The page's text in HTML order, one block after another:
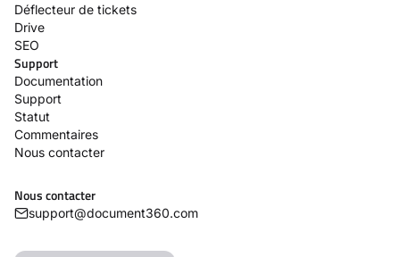
Déflecteur de tickets
Drive
SEO
Support
Documentation
Support
Statut
Commentaires
Nous contacter
Nous contacter
support@document360.com